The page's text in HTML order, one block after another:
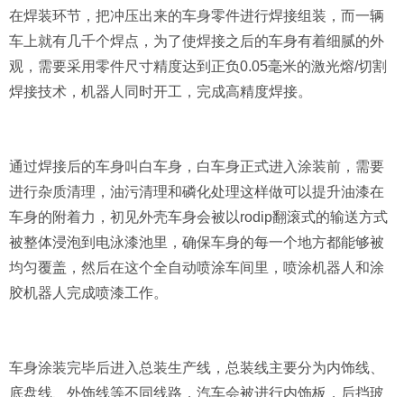
在焊装环节，把冲压出来的车身零件进行焊接组装，而一辆
车上就有几千个焊点，为了使焊接之后的车身有着细腻的外
观，需要采用零件尺寸精度达到正负0.05毫米的激光熔/切割
焊接技术，机器人同时开工，完成高精度焊接。
通过焊接后的车身叫白车身，白车身正式进入涂装前，需要
进行杂质清理，油污清理和磷化处理这样做可以提升油漆在
车身的附着力，初见外壳车身会被以rodip翻滚式的输送方式
被整体浸泡到电泳漆池里，确保车身的每一个地方都能够被
均匀覆盖，然后在这个全自动喷涂车间里，喷涂机器人和涂
胶机器人完成喷漆工作。
车身涂装完毕后进入总装生产线，总装线主要分为内饰线、
底盘线、外饰线等不同线路，汽车会被进行内饰板，后挡玻